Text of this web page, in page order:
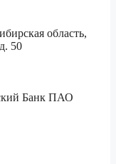
область,
50
Банк ПАО